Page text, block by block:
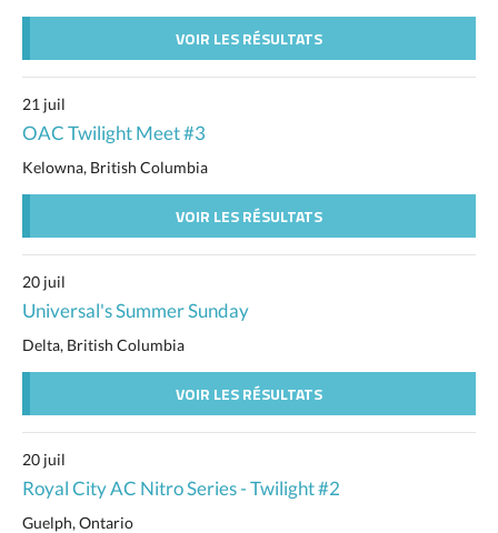
VOIR LES RÉSULTATS
21 juil
OAC Twilight Meet #3
Kelowna, British Columbia
VOIR LES RÉSULTATS
20 juil
Universal's Summer Sunday
Delta, British Columbia
VOIR LES RÉSULTATS
20 juil
Royal City AC Nitro Series - Twilight #2
Guelph, Ontario